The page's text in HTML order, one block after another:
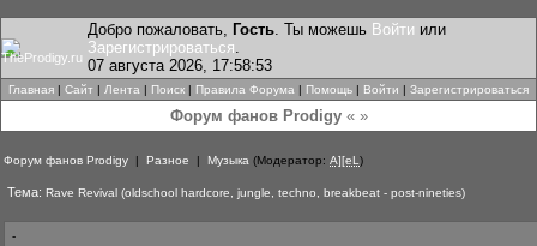
Добро пожаловать, Гость. Ты можешь Войти или
Зарегистрироваться.
07 августа 2026, 17:58:53
Главная | Сайт | Лента | Поиск | Правила Форума | Помощь | Войти | Зарегистрироваться
Форум фанов Prodigy« »
Форум фанов Prodigy | Разное | Музыка (Модератор: A][eL )
Тема: Rave Revival (oldschool hardcore, jungle, techno, breakbeat - post-nineties)
-